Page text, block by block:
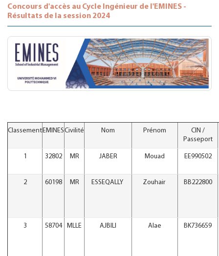
Concours d'accès au Cycle Ingénieur de l'EMINES -
Résultats de la session 2024
ClassementEMINESCivilité Nom Prénom
CIN /
Passeport
1 32802 MR JABER Mouad EE990502
2 60198 MR ESSEQALLY Zouhair BB222800
3 58704 MLLE AJBILI Alae BK736659